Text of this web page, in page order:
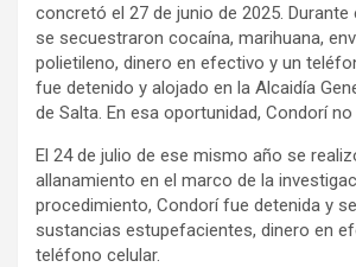
concretó el 27 de junio de 2025.
se secuestraron cocaína, marihuana,
polietileno, dinero en efectivo y un
fue detenido y alojado en la Alcaidía
de Salta. En esa oportunidad, Condorí
El 24 de julio de ese mismo año se
allanamiento en el marco de la
procedimiento, Condorí fue detenida y
sustancias estupefacientes, dinero en
teléfono celular.